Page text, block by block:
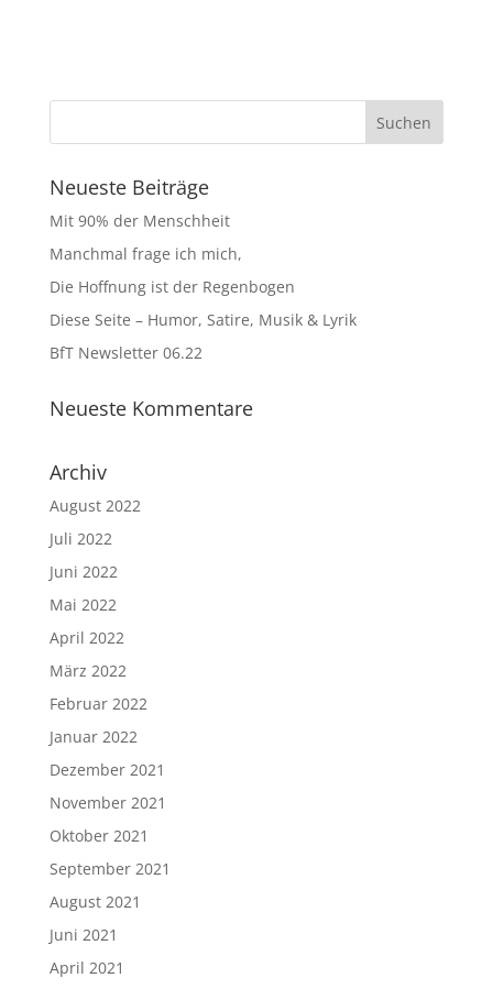
Neueste Beiträge
Mit 90% der Menschheit
Manchmal frage ich mich,
Die Hoffnung ist der Regenbogen
Diese Seite – Humor, Satire, Musik & Lyrik
BfT Newsletter 06.22
Neueste Kommentare
Archiv
August 2022
Juli 2022
Juni 2022
Mai 2022
April 2022
März 2022
Februar 2022
Januar 2022
Dezember 2021
November 2021
Oktober 2021
September 2021
August 2021
Juni 2021
April 2021